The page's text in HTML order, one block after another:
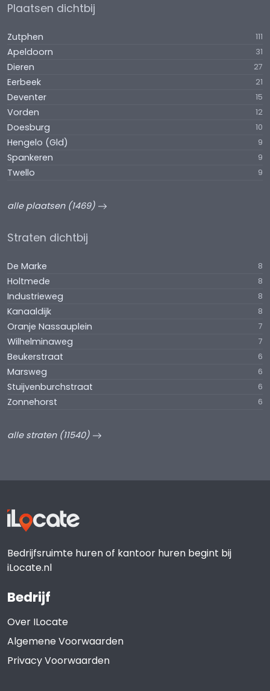
Plaatsen dichtbij
Zutphen 111
Apeldoorn 31
Dieren 27
Eerbeek 21
Deventer 15
Vorden 12
Doesburg 10
Hengelo (Gld) 9
Spankeren 9
Twello 9
alle plaatsen (1469)
Straten dichtbij
De Marke 8
Holtmede 8
Industrieweg 8
Kanaaldijk 8
Oranje Nassauplein 7
Wilhelminaweg 7
Beukerstraat 6
Marsweg 6
Stuijvenburchstraat 6
Zonnehorst 6
alle straten (11540)
Bedrijfsruimte huren of kantoor huren begint bij
iLocate.nl
Bedrijf
Over ILocate
Algemene Voorwaarden
Privacy Voorwaarden